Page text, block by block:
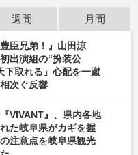
週間 月間
臣兄弟！』山田涼
出演組の“扮装公
下取れる」心配を一蹴
次ぐ反響
VIVANT』、県内各地
た岐阜県がカギを握
注意点を岐阜県観光